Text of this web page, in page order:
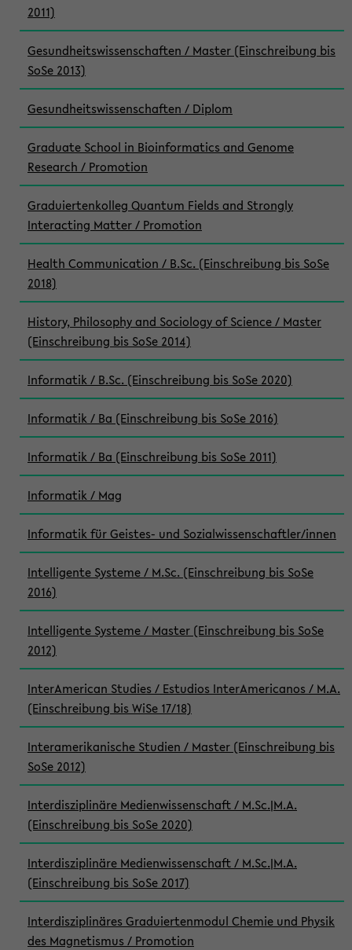
2011)
Gesundheitswissenschaften / Master (Einschreibung bis
SoSe 2013)
Gesundheitswissenschaften / Diplom
Graduate School in Bioinformatics and Genome
Research / Promotion
Graduiertenkolleg Quantum Fields and Strongly
Interacting Matter / Promotion
Health Communication / B.Sc. (Einschreibung bis SoSe
2018)
History, Philosophy and Sociology of Science / Master
(Einschreibung bis SoSe 2014)
Informatik / B.Sc. (Einschreibung bis SoSe 2020)
Informatik / Ba (Einschreibung bis SoSe 2016)
Informatik / Ba (Einschreibung bis SoSe 2011)
Informatik / Mag
Informatik für Geistes- und Sozialwissenschaftler/innen
Intelligente Systeme / M.Sc. (Einschreibung bis SoSe
2016)
Intelligente Systeme / Master (Einschreibung bis SoSe
2012)
InterAmerican Studies / Estudios InterAmericanos / M.A.
(Einschreibung bis WiSe 17/18)
Interamerikanische Studien / Master (Einschreibung bis
SoSe 2012)
Interdisziplinäre Medienwissenschaft / M.Sc.|M.A.
(Einschreibung bis SoSe 2020)
Interdisziplinäre Medienwissenschaft / M.Sc.|M.A.
(Einschreibung bis SoSe 2017)
Interdisziplinäres Graduiertenmodul Chemie und Physik
des Magnetismus / Promotion